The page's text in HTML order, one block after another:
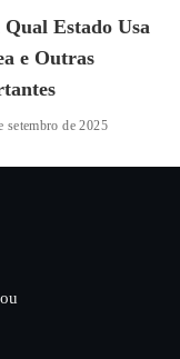
Estado Usa
e Outras
setembro de 2025